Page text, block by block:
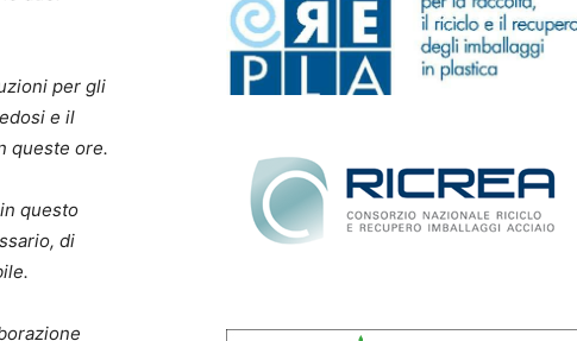
per gli
e il
queste ore.
questo
di